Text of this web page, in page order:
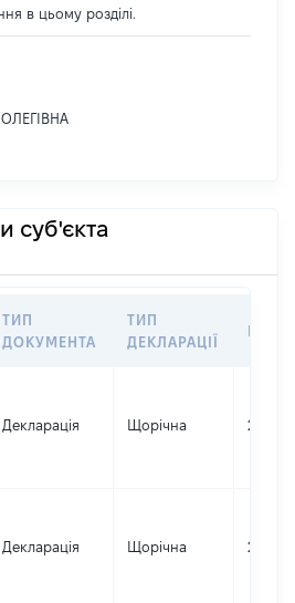
в цьому розділі.
суб'єкта
ТИП
ДОКУМЕНТА
ТИП
ДЕКЛАРАЦІЇ
Декларація Щорічна 2025
Декларація Щорічна 2024